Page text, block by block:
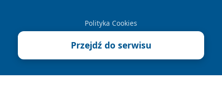
Polityka Cookies
Przejdź do serwisu